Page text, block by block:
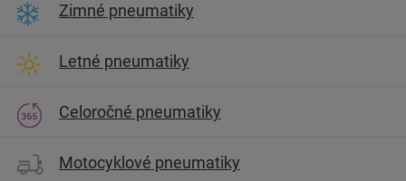
Zimné pneumatiky
Letné pneumatiky
Celoročné pneumatiky
Motocyklové pneumatiky